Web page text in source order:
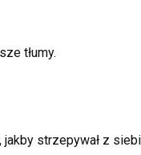
tłumy.
jakby strzepywał z